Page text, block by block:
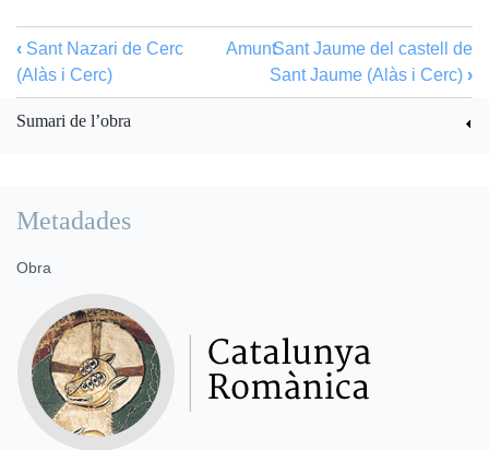
‹ Sant Nazari de Cerc
(Alàs i Cerc)
AmuntSant Jaume del castell de
Sant Jaume (Alàs i Cerc) ›
Sumari de l’obra
Metadades
Obra